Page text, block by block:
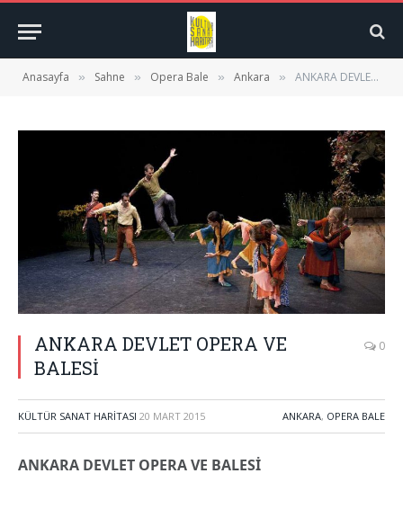
Anasayfa » Sahne » Opera Bale » Ankara » ANKARA DEVLET OPERA VE BALESİ
ANKARA DEVLET OPERA VE
BALESİ
0
KÜLTÜR SANAT HARITASI 20 MART 2015 ANKARA, OPERA BALE
ANKARA DEVLET OPERA VE BALESİ